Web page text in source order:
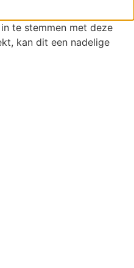
te stemmen met deze
kan dit een nadelige